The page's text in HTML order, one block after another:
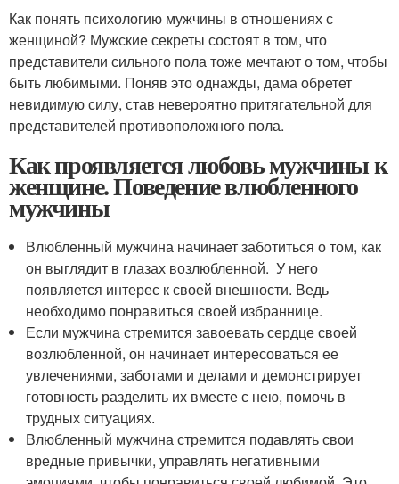
Как понять психологию мужчины в отношениях с
женщиной? Мужские секреты состоят в том, что
представители сильного пола тоже мечтают о том, чтобы
быть любимыми. Поняв это однажды, дама обретет
невидимую силу, став невероятно притягательной для
представителей противоположного пола.
Как проявляется любовь мужчины к
женщине. Поведение влюбленного
мужчины
Влюбленный мужчина начинает заботиться о том, как
он выглядит в глазах возлюбленной. У него
появляется интерес к своей внешности. Ведь
необходимо понравиться своей избраннице.
Если мужчина стремится завоевать сердце своей
возлюбленной, он начинает интересоваться ее
увлечениями, заботами и делами и демонстрирует
готовность разделить их вместе с нею, помочь в
трудных ситуациях.
Влюбленный мужчина стремится подавлять свои
вредные привычки, управлять негативными